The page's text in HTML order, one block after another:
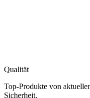
Qualität
Top-Produkte von
Sicherheit.